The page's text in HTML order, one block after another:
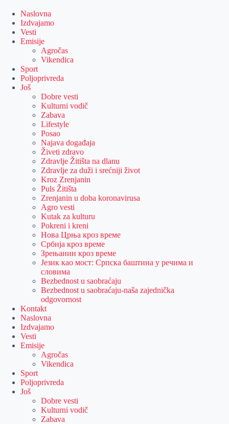
content
Naslovna
Izdvajamo
Vesti
Emisije
Agročas
Vikendica
Sport
Poljoprivreda
Još
Dobre vesti
Kulturni vodič
Zabava
Lifestyle
Posao
Najava događaja
Živeti zdravo
Zdravlje Žitišta na dlanu
Zdravlje za duži i srećniji život
Kroz Zrenjanin
Puls Žitišta
Zrenjanin u doba koronavirusa
Agro vesti
Kutak za kulturu
Pokreni i kreni
Нова Црња кроз време
Србија кроз време
Зрењанин кроз време
Језик као мост: Српска баштина у речима и
словима
Bezbednost u saobraćaju
Bezbednost u saobraćaju-naša zajednička
odgovornost
Kontakt
Naslovna
Izdvajamo
Vesti
Emisije
Agročas
Vikendica
Sport
Poljoprivreda
Još
Dobre vesti
Kulturni vodič
Zabava